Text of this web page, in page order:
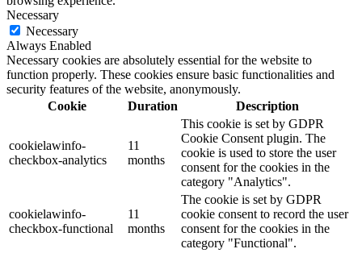
Necessary
Necessary
Always Enabled
Necessary cookies are absolutely essential for the website to
function properly. These cookies ensure basic functionalities and
security features of the website, anonymously.
Cookie
Duration Description
cookielawinfo-
checkbox-analytics
11
months
This cookie is set by GDPR
Cookie Consent plugin. The
cookie is used to store the user
consent for the cookies in the
category "Analytics".
cookielawinfo-
checkbox-functional
11
months
The cookie is set by GDPR
cookie consent to record the user
consent for the cookies in the
category "Functional".